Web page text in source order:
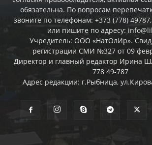
обязательна. По вопросам
звоните по телефонам: +373 (778)
или пишите по адресу:
Учредитель: ООО «НатОлИр».
регистрации СМИ №327 от 09
Директор и главный редактор Ирина
778 49-787
Адрес редакции: г.Рыбница,